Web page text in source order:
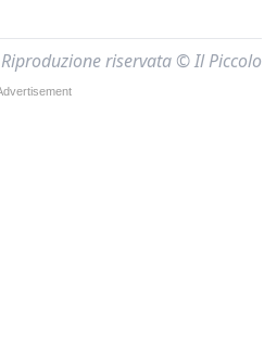
Riproduzione riservata © Il Piccolo